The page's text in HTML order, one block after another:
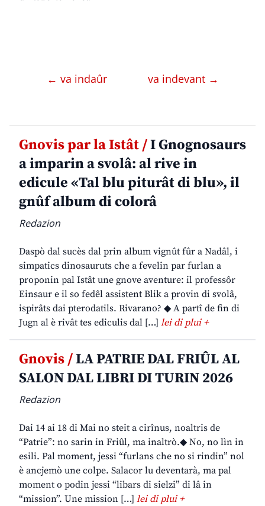
← va indaûr va indevant →
Gnovis par la Istât /I Gnognosaurs
a imparin a svolâ: al rive in
edicule «Tal blu piturât di blu», il
gnûf album di colorâ
Redazion
Daspò dal sucès dal prin album vignût fûr a Nadâl, i
simpatics dinosauruts che a fevelin par furlan a
proponin pal Istât une gnove aventure: il professôr
Einsaur e il so fedêl assistent Blik a provin di svolâ,
ispirâts dai pterodatils. Rivarano? ◆ A partî de fin di
Jugn al è rivât tes ediculis dal […] lei di plui +
Gnovis /LA PATRIE DAL FRIÛL AL
SALON DAL LIBRI DI TURIN 2026
Redazion
Dai 14 ai 18 di Mai no steit a cirînus, noaltris de
“Patrie”: no sarin in Friûl, ma inaltrò.◆ No, no lìn in
esili. Pal moment, jessi “furlans che no si rindin” nol
è ancjemò une colpe. Salacor lu deventarà, ma pal
moment o podin jessi “libars di sielzi” di lâ in
“mission”. Une mission […] lei di plui +